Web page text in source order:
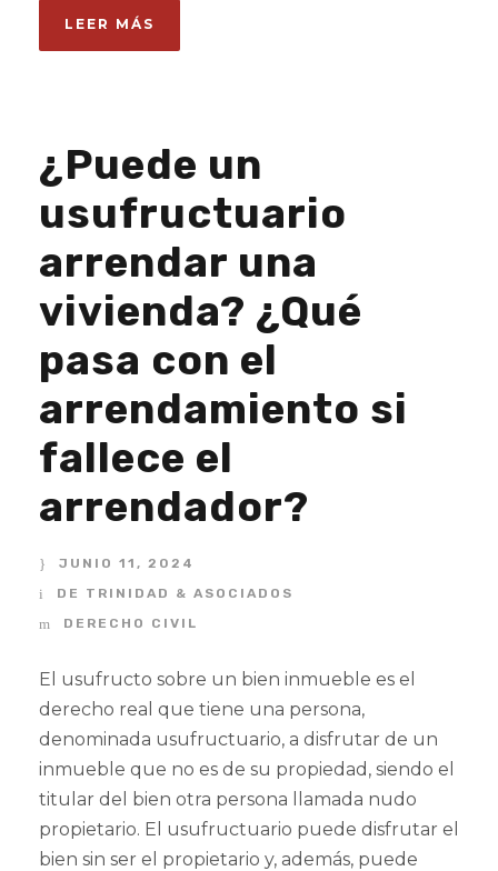
LEER MÁS
¿Puede un
usufructuario
arrendar una
vivienda? ¿Qué
pasa con el
arrendamiento si
fallece el
arrendador?
JUNIO 11, 2024
DE TRINIDAD & ASOCIADOS
DERECHO CIVIL
El usufructo sobre un bien inmueble es el
derecho real que tiene una persona,
denominada usufructuario, a disfrutar de un
inmueble que no es de su propiedad, siendo el
titular del bien otra persona llamada nudo
propietario. El usufructuario puede disfrutar el
bien sin ser el propietario y, además, puede